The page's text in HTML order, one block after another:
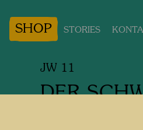
SHOP STORIES
JW 11
DER